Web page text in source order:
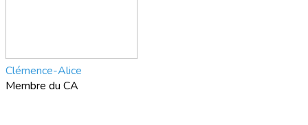
Clémence-Alice
Membre du CA